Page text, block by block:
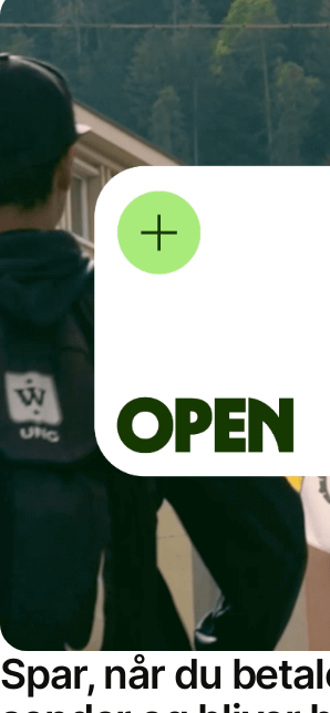
Spar, når du